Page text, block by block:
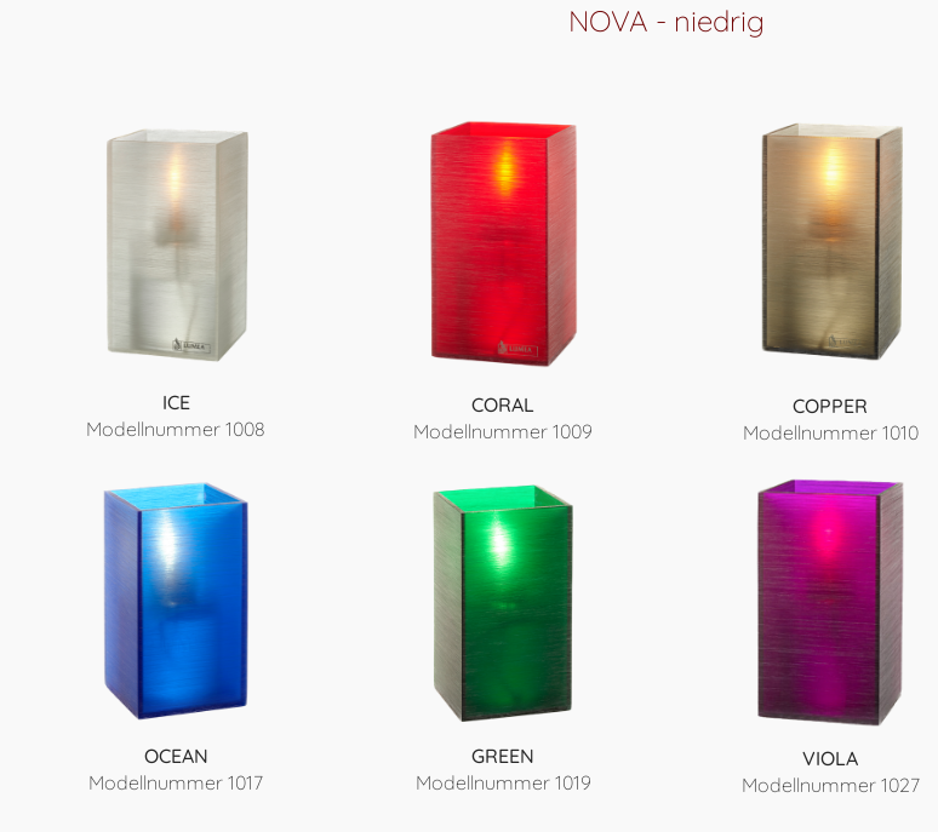
NOVA - niedrig
ICE
Modellnummer 1008
CORAL
Modellnummer 1009
COPPER
Modellnummer 1010
OCEAN
Modellnummer 1017
GREEN
Modellnummer 1019
VIOLA
Modellnummer 1027